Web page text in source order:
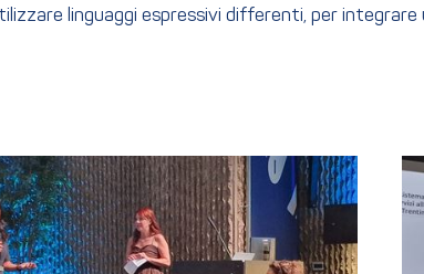
linguaggi espressivi differenti, per integrare